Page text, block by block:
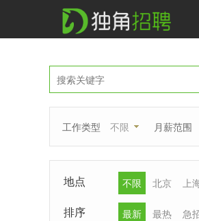
工作类型 不限 月薪范围
地点 不限 北京 上
排序 最新 最热 急